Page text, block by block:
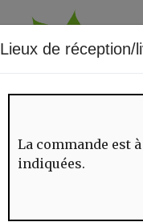
Lieux de réception/
La commande est
indiquées.